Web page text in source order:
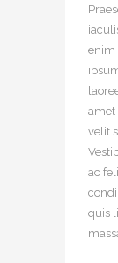
enim
amet
velit
ac
quis